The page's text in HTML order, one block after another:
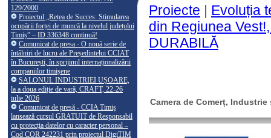
129/2000
Proiectul „Rețea de Succes: Stimularea
ocupării forței de muncă la nivelul județului
Timiș” – ID 336348 continuă!
Comunicat de presa - O nouă serie de
întâlniri de lucru ale Președintelui CCIAT
în București, în sprijinul internaționalizării
companiilor timișene
SALONUL INDUSTRIEI UȘOARE,
la a doua ediție de vară, CRAFT, 22-26
iulie 2026
Comunicat de presă - CCIA Timiș
lansează cursul GRATUIT de Responsabil
cu protecția datelor cu caracter personal –
Cod COR 242231 prin proiectul DigiTIM
Proiecte | Evoluția
din Regiunea
DURABILĂ
Camera de Comerț,